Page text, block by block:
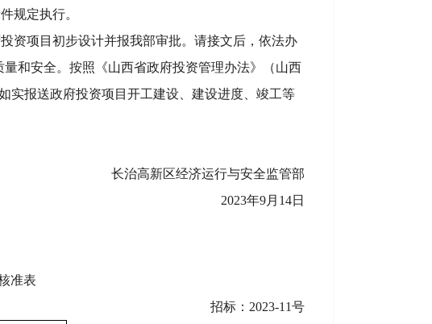
规定执行。
资项目初步设计并报我部审批。请接文后，依法办
和安全。按照《山西省政府投资管理办法》（山西
实报送政府投资项目开工建设、建设进度、竣工等
长治高新区经济运行与安全监管部
2023年9月14日
准表
招标： 2023-11号